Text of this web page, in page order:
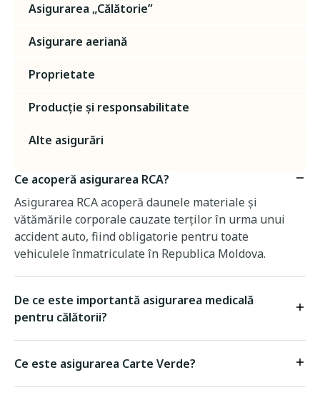
Asigurarea „Călătorie”
Asigurare aeriană
Proprietate
Producție și responsabilitate
Alte asigurări
Ce acoperă asigurarea RCA?
Asigurarea RCA acoperă daunele materiale și
vătămările corporale cauzate terților în urma unui
accident auto, fiind obligatorie pentru toate
vehiculele înmatriculate în Republica Moldova.
De ce este importantă asigurarea medicală
pentru călătorii?
Ce este asigurarea Carte Verde?